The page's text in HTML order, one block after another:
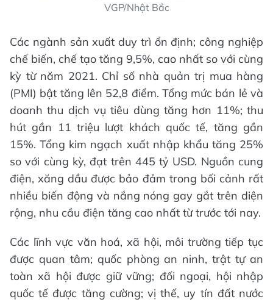
VGP/Nhật Bắc
Các ngành sản xuất duy trì ổn định; công nghiệp
chế biến, chế tạo tăng 9,5%, cao nhất so với cùng
kỳ từ năm 2021. Chỉ số nhà quản trị mua hàng
(PMI) bật tăng lên 52,8 điểm. Tổng mức bán lẻ và
doanh thu dịch vụ tiêu dùng tăng hơn 11%; thu
hút gần 11 triệu lượt khách quốc tế, tăng gần
15%. Tổng kim ngạch xuất nhập khẩu tăng 25%
so với cùng kỳ, đạt trên 445 tỷ USD. Nguồn cung
điện, xăng dầu được bảo đảm trong bối cảnh rất
nhiều biến động và nắng nóng gay gắt trên diện
rộng, nhu cầu điện tăng cao nhất từ trước tới nay.
Các lĩnh vực văn hoá, xã hội, môi trường tiếp tục
được quan tâm; quốc phòng an ninh, trật tự an
toàn xã hội được giữ vững; đối ngoại, hội nhập
quốc tế được tăng cường; vị thế, uy tín đất nước